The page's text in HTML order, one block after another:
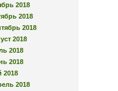
2018
2018
2018
2018
2018
2018
2018
2018